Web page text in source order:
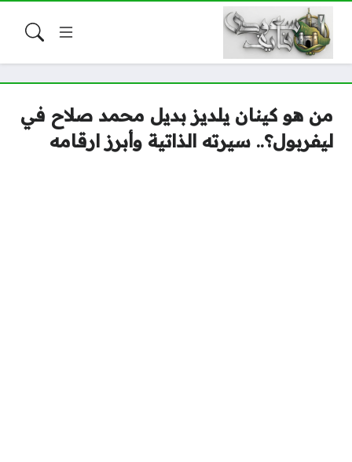
من هو كينان يلديز بديل محمد صلاح في
ليفربول؟.. سيرته الذاتية وأبرز ارقامه